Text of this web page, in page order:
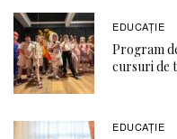
EDUCAŢIE
Program
cursuri de
EDUCAŢIE